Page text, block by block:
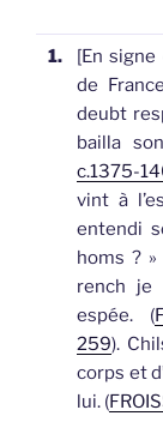
1. [En
de
deubt
bailla
c.1375-
vint à
entendi
homs ?
rench
espée. (
259).
corps et
lui. (